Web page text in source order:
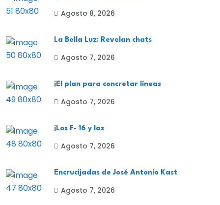
Agosto 8, 2026
La Bella Luz: Revelan chats
Agosto 7, 2026
¡El plan para concretar líneas
Agosto 7, 2026
¡Los F- 16 y las
Agosto 7, 2026
Encrucijadas de José Antonio Kast
Agosto 7, 2026